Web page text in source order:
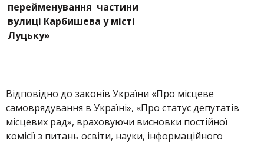
перейменування частини
вулиці Карбишева у місті
Луцьку»
Відповідно до законів України «Про місцеве
самоврядування в Україні», «Про статус депутатів
місцевих рад», враховуючи висновки постійної
комісії з питань освіти, науки, інформаційного